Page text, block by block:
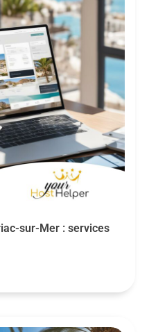
sur-Mer : services